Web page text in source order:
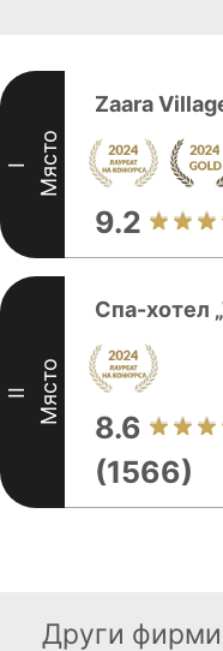
I Място
Zaara
9.2
II Място
Спа-хотел
8.6
(1566)
Други фирми